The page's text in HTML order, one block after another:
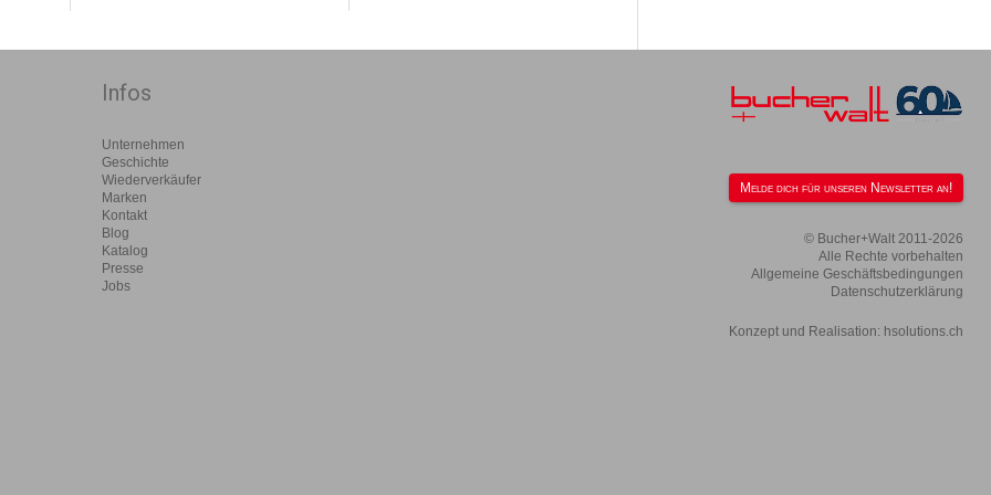
Infos
Unternehmen
Geschichte
Wiederverkäufer
Marken
Kontakt
Blog
Katalog
Presse
Jobs
Melde dich für unseren Newsletter an!
© Bucher+Walt 2011-2026
Alle Rechte vorbehalten
Allgemeine Geschäftsbedingungen
Datenschutzerklärung
Konzept und Realisation: hsolutions.ch